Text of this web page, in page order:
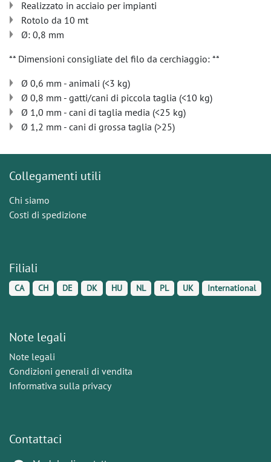
Realizzato in acciaio per impianti
Rotolo da 10 mt
Ø: 0,8 mm
** Dimensioni consigliate del filo da cerchiaggio: **
Ø 0,6 mm - animali (<3 kg)
Ø 0,8 mm - gatti/cani di piccola taglia (<10 kg)
Ø 1,0 mm - cani di taglia media (<25 kg)
Ø 1,2 mm - cani di grossa taglia (>25)
Collegamenti utili
Chi siamo
Costi di spedizione
Filiali
CA CH DE DK HU NL PL UK International
Note legali
Note legali
Condizioni generali di vendita
Informativa sulla privacy
Contattaci